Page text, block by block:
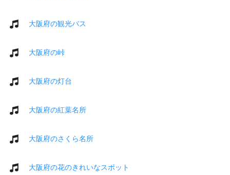
大阪府の観光バス
大阪府の峠
大阪府の灯台
大阪府の紅葉名所
大阪府のさくら名所
大阪府の花のきれいなスポット